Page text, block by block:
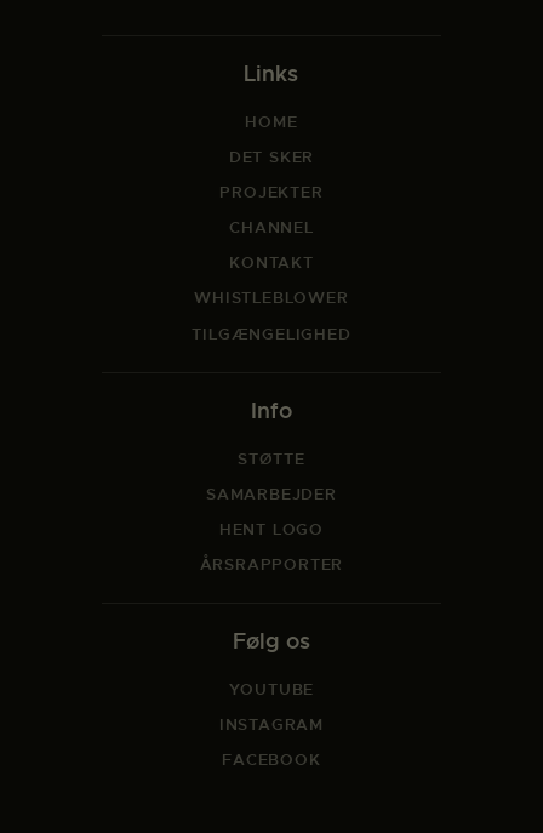
Links
HOME
DET SKER
PROJEKTER
CHANNEL
KONTAKT
WHISTLEBLOWER
TILGÆNGELIGHED
Info
STØTTE
SAMARBEJDER
HENT LOGO
ÅRSRAPPORTER
Følg os
YOUTUBE
INSTAGRAM
FACEBOOK